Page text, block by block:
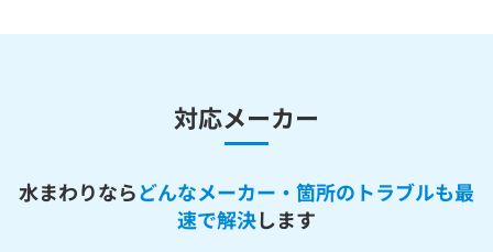
対応メーカー
水まわりならどんなメーカー・箇所のトラブルも最
速で解決します